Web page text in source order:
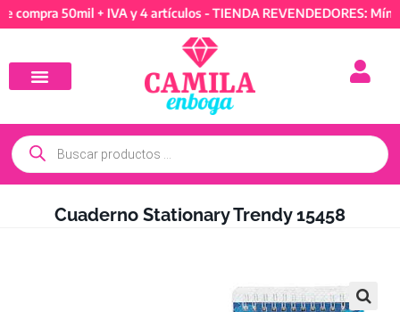
50mil + IVA y 4 artículos - TIENDA REVENDEDORES:
Cuaderno Stationary Trendy 15458